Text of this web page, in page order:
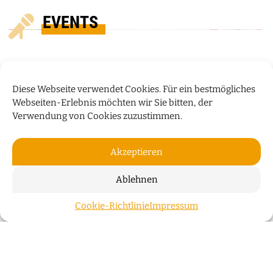
Diese Webseite verwendet Cookies. Für ein bestmögliches
Webseiten-Erlebnis möchten wir Sie bitten, der
Verwendung von Cookies zuzustimmen.
Akzeptieren
Ablehnen
Cookie-RichtlinieImpressum
EVENTS
„HUMOR IST WIE EIN